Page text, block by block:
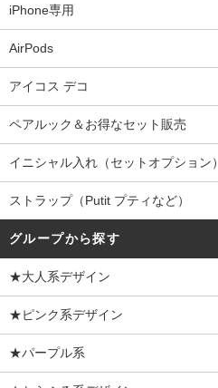
iPhone専用
AirPods
アイコス デコ
ペアルック＆お得なセット販売
イニシャル入れ（セットオプション）
ストラップ（Putit プティなど）
グループから探す
★大人系デザイン
★ピンク系デザイン
★パープル系